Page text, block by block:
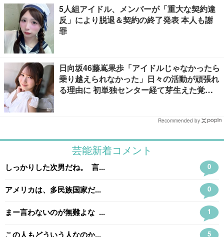
5人組アイドル、メンバーが「重大な契約違
反」により脱退＆契約の終了発表 本人も謝
罪
日向坂46藤嶌果歩「アイドルじゃなかったら
乗り越えられなかった」日々の活動が頑張れ
る理由に 初単独センター経て芽生えた覚悟
Recommended by